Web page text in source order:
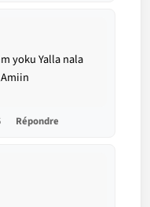
yoku Yalla nala
Répondre